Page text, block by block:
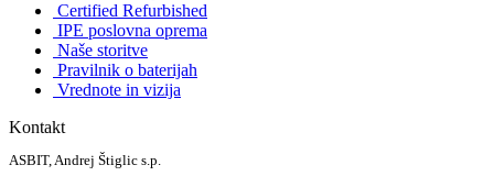
Certified Refurbished
IPE poslovna oprema
Naše storitve
Pravilnik o baterijah
Vrednote in vizija
Kontakt
ASBIT, Andrej Štiglic s.p.